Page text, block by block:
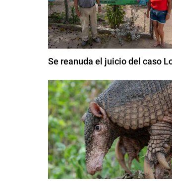
Se reanuda el juicio del caso